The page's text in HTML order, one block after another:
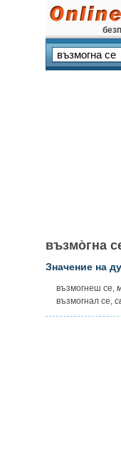
възмо̀гна
Значение на
възмогнеш се,
възмогнал се,